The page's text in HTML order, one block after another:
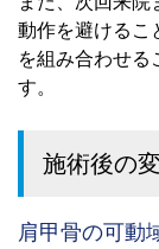
動作を避けるこ
を組み合わせる
す。
施術後の
肩甲骨の可動